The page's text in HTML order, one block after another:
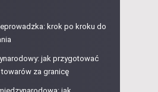
krok po kroku do
jak przygotować
za granicę